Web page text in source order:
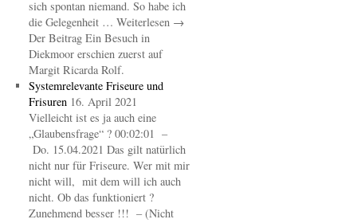
sich spontan niemand. So habe ich
die Gelegenheit … Weiterlesen →
Der Beitrag Ein Besuch in
Diekmoor erschien zuerst auf
Margit Ricarda Rolf.
Systemrelevante Friseure und
Frisuren 16. April 2021
Vielleicht ist es ja auch eine
„Glaubensfrage“ ? 00:02:01 –
Do. 15.04.2021 Das gilt natürlich
nicht nur für Friseure. Wer mit mir
nicht will, mit dem will ich auch
nicht. Ob das funktioniert ?
Zunehmend besser !!! – (Nicht